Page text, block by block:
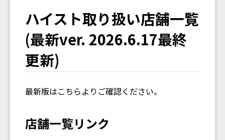
ハイスト取り扱い店舗一覧
(最新ver. 2026.6.17最終
更新)
最新版はこちらよりご確認ください。
店舗一覧リンク